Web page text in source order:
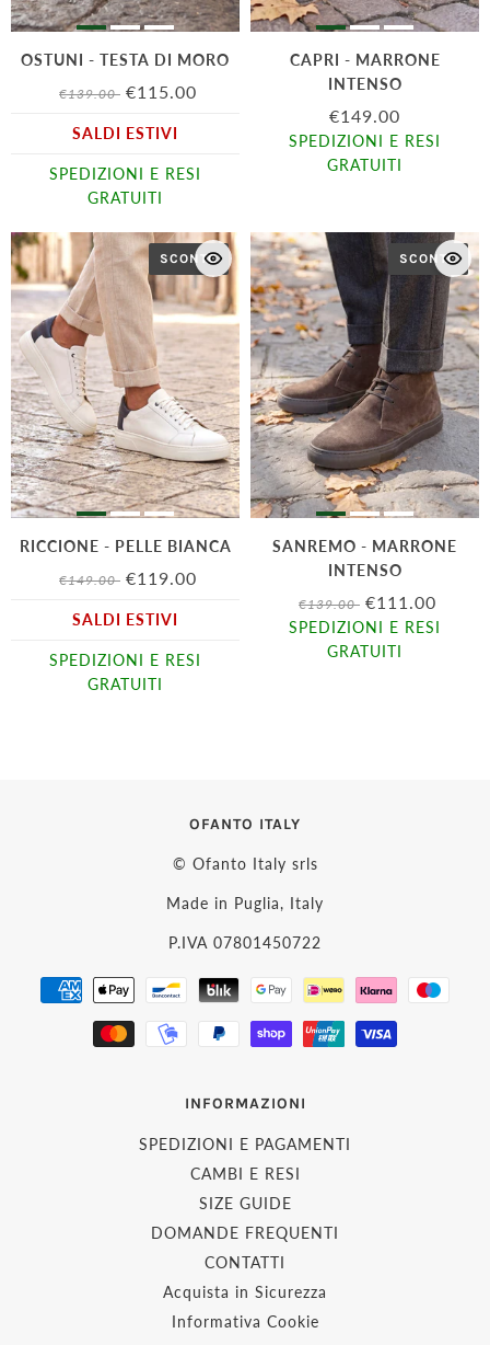
OSTUNI - TESTA DI MORO
€139.00 €115.00
SALDI ESTIVI
SPEDIZIONI E RESI
GRATUITI
CAPRI - MARRONE
INTENSO
€149.00
SPEDIZIONI E RESI
GRATUITI
SCONTO
RICCIONE - PELLE BIANCA
€149.00 €119.00
SALDI ESTIVI
SPEDIZIONI E RESI
GRATUITI
SCONTO
SANREMO - MARRONE
INTENSO
€139.00 €111.00
SPEDIZIONI E RESI
GRATUITI
OFANTO ITALY
© Ofanto Italy srls
Made in Puglia, Italy
P.IVA 07801450722
INFORMAZIONI
SPEDIZIONI E PAGAMENTI
CAMBI E RESI
SIZE GUIDE
DOMANDE FREQUENTI
CONTATTI
Acquista in Sicurezza
Informativa Cookie